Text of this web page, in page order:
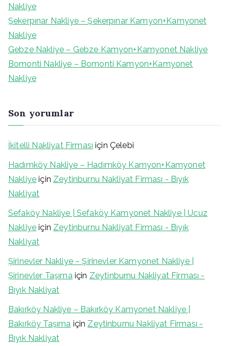
Nakliye
Şekerpınar Nakliye – Şekerpınar Kamyon+Kamyonet
Nakliye
Gebze Nakliye – Gebze Kamyon+Kamyonet Nakliye
Bomonti Nakliye – Bomonti Kamyon+Kamyonet
Nakliye
Son yorumlar
İkitelli Nakliyat Firması için Çelebi
Hadımköy Nakliye – Hadımköy Kamyon+Kamyonet
Nakliye için Zeytinburnu Nakliyat Firması - Bıyık
Nakliyat
Sefaköy Nakliye | Sefaköy Kamyonet Nakliye | Ucuz
Nakliye için Zeytinburnu Nakliyat Firması - Bıyık
Nakliyat
Şirinevler Nakliye – Şirinevler Kamyonet Nakliye |
Şirinevler Taşımaiçin Zeytinburnu Nakliyat Firması -
Bıyık Nakliyat
Bakırköy Nakliye – Bakırköy Kamyonet Nakliye |
Bakırköy Taşıma için Zeytinburnu Nakliyat Firması -
Bıyık Nakliyat